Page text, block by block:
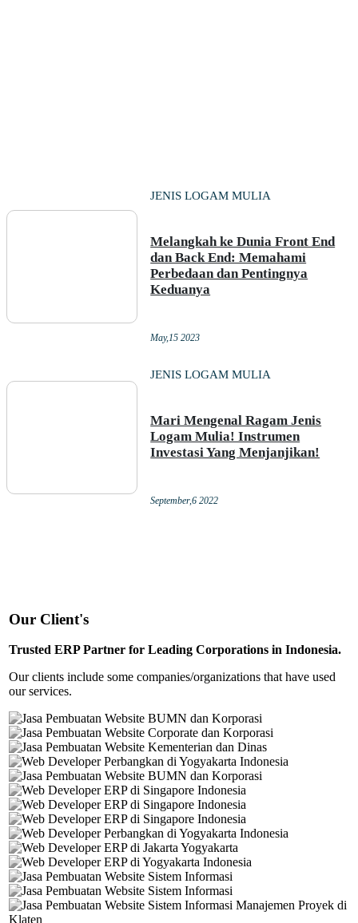
JENIS LOGAM MULIA
Melangkah ke Dunia Front End
dan Back End: Memahami
Perbedaan dan Pentingnya
Keduanya
May,15 2023
JENIS LOGAM MULIA
Mari Mengenal Ragam Jenis
Logam Mulia! Instrumen
Investasi Yang Menjanjikan!
September,6 2022
Our Client's
Trusted ERP Partner for Leading Corporations in Indonesia.
Our clients include some companies/organizations that have used
our services.